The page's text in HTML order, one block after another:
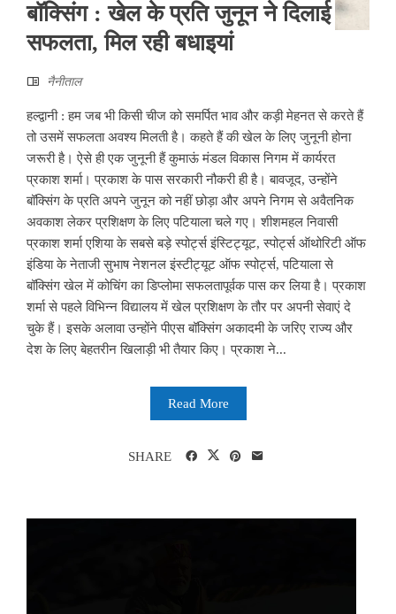
बॉक्सिंग : खेल के प्रति जुनून ने दिलाई
सफलता, मिल रही बधाइयां
नैनीताल
हल्द्वानी : हम जब भी किसी चीज को समर्पित भाव और कड़ी मेहनत से करते हैं
तो उसमें सफलता अवश्य मिलती है। कहते हैं की खेल के लिए जुनूनी होना
जरूरी है। ऐसे ही एक जुनूनी हैं कुमाऊं मंडल विकास निगम में कार्यरत
प्रकाश शर्मा। प्रकाश के पास सरकारी नौकरी ही है। बावजूद, उन्होंने
बॉक्सिंग के प्रति अपने जुनून को नहीं छोड़ा और अपने निगम से अवैतनिक
अवकाश लेकर प्रशिक्षण के लिए पटियाला चले गए। शीशमहल निवासी
प्रकाश शर्मा एशिया के सबसे बड़े स्पोर्ट्स इंस्टिट्यूट, स्पोर्ट्स ऑथोरिटी ऑफ
इंडिया के नेताजी सुभाष नेशनल इंस्टीट्यूट ऑफ स्पोर्ट्स, पटियाला से
बॉक्सिंग खेल में कोचिंग का डिप्लोमा सफलतापूर्वक पास कर लिया है। प्रकाश
शर्मा से पहले विभिन्न विद्यालय में खेल प्रशिक्षण के तौर पर अपनी सेवाएं दे
चुके हैं। इसके अलावा उन्होंने पीएस बॉक्सिंग अकादमी के जरिए राज्य और
देश के लिए बेहतरीन खिलाड़ी भी तैयार किए। प्रकाश ने...
Read More
SHARE